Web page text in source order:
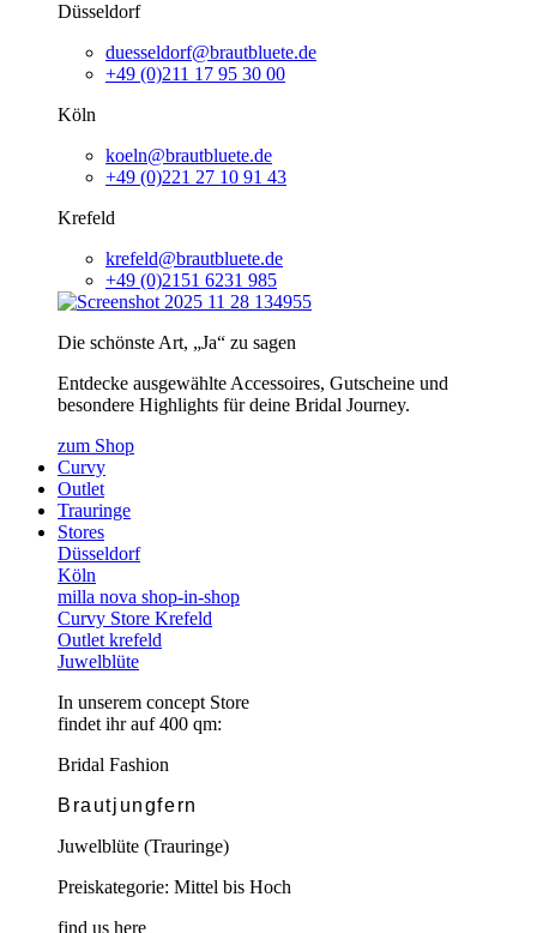
Düsseldorf
duesseldorf@brautbluete.de
+49 (0)211 17 95 30 00
Köln
koeln@brautbluete.de
+49 (0)221 27 10 91 43
Krefeld
krefeld@brautbluete.de
+49 (0)2151 6231 985
Die schönste Art, „Ja“ zu sagen
Entdecke ausgewählte Accessoires, Gutscheine und
besondere Highlights für deine Bridal Journey.
zum Shop
Curvy
Outlet
Trauringe
Stores
Düsseldorf
Köln
milla nova shop-in-shop
Curvy Store Krefeld
Outlet krefeld
Juwelblüte
In unserem concept Store
findet ihr auf 400 qm:
Bridal Fashion
Brautjungfern
Juwelblüte (Trauringe)
Preiskategorie: Mittel bis Hoch
find us here